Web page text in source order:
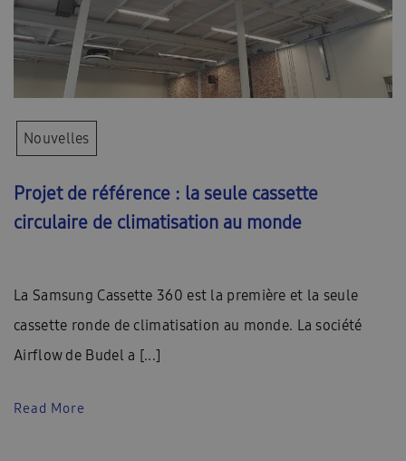
Nouvelles
Projet de référence : la seule cassette
circulaire de climatisation au monde
La Samsung Cassette 360 est la première et la seule
cassette ronde de climatisation au monde. La société
Airflow de Budel a [...]
Read More